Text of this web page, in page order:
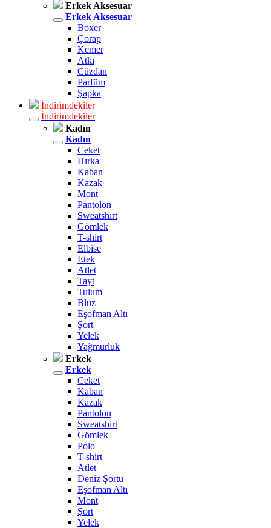
Erkek Aksesuar
Erkek Aksesuar
Boxer
Çorap
Kemer
Atkı
Cüzdan
Parfüm
Şapka
İndirimdekiler
İndirimdekiler
Kadın
Kadın
Ceket
Hırka
Kaban
Kazak
Mont
Pantolon
Sweatshırt
Gömlek
T-shirt
Elbise
Etek
Atlet
Tayt
Tulum
Bluz
Eşofman Altı
Şort
Yelek
Yağmurluk
Erkek
Erkek
Ceket
Kaban
Kazak
Pantolon
Sweatshirt
Gömlek
Polo
T-shirt
Atlet
Deniz Şortu
Eşofman Altı
Mont
Şort
Yelek